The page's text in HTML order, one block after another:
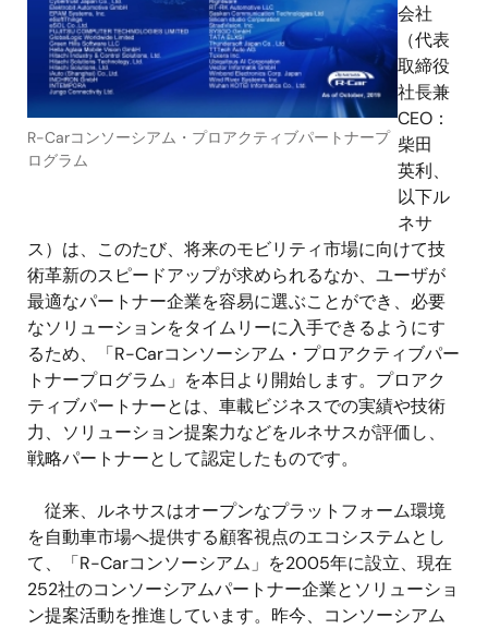
R-Carコンソーシアム・プロアクティブパートナープ
ログラム
会社
（代表
取締役
社長兼
CEO：
柴田
英利、
以下ル
ネサ
ス）は、このたび、将来のモビリティ市場に向けて技
術革新のスピードアップが求められるなか、ユーザが
最適なパートナー企業を容易に選ぶことができ、必要
なソリューションをタイムリーに入手できるようにす
るため、「R-Carコンソーシアム・プロアクティブパー
トナープログラム」を本日より開始します。プロアク
ティブパートナーとは、車載ビジネスでの実績や技術
力、ソリューション提案力などをルネサスが評価し、
戦略パートナーとして認定したものです。
従来、ルネサスはオープンなプラットフォーム環境
を自動車市場へ提供する顧客視点のエコシステムとし
て、「R-Carコンソーシアム」を2005年に設立、現在
252社のコンソーシアムパートナー企業とソリューショ
ン提案活動を推進しています。昨今、コンソーシアム